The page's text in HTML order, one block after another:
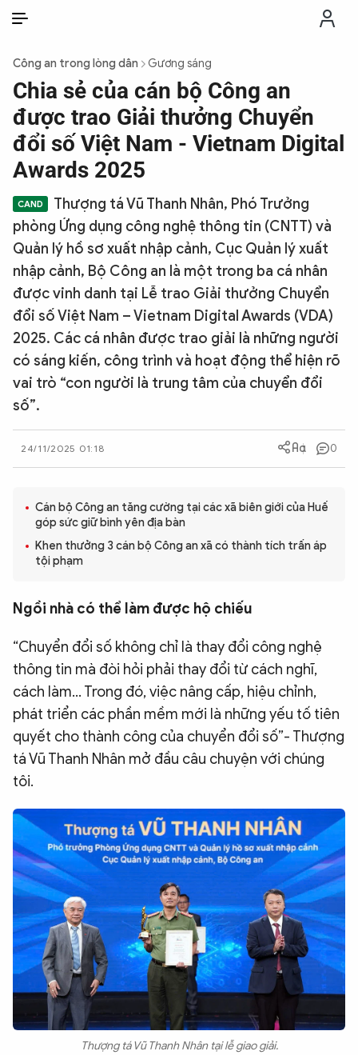
THỜI SỰ
CHỐNG DIỄN BIẾN HÒA BÌNH
CÔNG AN TRONG LÒNG DÂN
XÃ HỘI
PHÁP LUẬT
CÔNG NGHỆ
QUỐC TẾ
VĂN HÓA - THỂ THAO
ĐA PHƯƠNG TIỆN
eMagazine
Podcast
Infographic
Chuyên trang An ninh thế giớiVăn nghệ Công an
Chuyên đề
Công an trong lòng dân Gương sáng
Chia sẻ của cán bộ Công an
được trao Giải thưởng Chuyển
đổi số Việt Nam - Vietnam Digital
Awards 2025
Thượng tá Vũ Thanh Nhân, Phó Trưởng
phòng Ứng dụng công nghệ thông tin (CNTT) và
Quản lý hồ sơ xuất nhập cảnh, Cục Quản lý xuất
nhập cảnh, Bộ Công an là một trong ba cá nhân
được vinh danh tại Lễ trao Giải thưởng Chuyển
đổi số Việt Nam – Vietnam Digital Awards (VDA)
2025. Các cá nhân được trao giải là những người
có sáng kiến, công trình và hoạt động thể hiện rõ
vai trò “con người là trung tâm của chuyển đổi
số”.
24/11/2025 01:18 0
Cán bộ Công an tăng cường tại các xã biên giới của Huế
góp sức giữ bình yên địa bàn
Khen thưởng 3 cán bộ Công an xã có thành tích trấn áp
tội phạm
Ngồi nhà có thể làm được hộ chiếu
“Chuyển đổi số không chỉ là thay đổi công nghệ
thông tin mà đòi hỏi phải thay đổi từ cách nghĩ,
cách làm… Trong đó, việc nâng cấp, hiệu chỉnh,
phát triển các phần mềm mới là những yếu tố tiên
quyết cho thành công của chuyển đổi số”- Thượng
tá Vũ Thanh Nhân mở đầu câu chuyện với chúng
tôi.
Thượng tá Vũ Thanh Nhân tại lễ giao giải.